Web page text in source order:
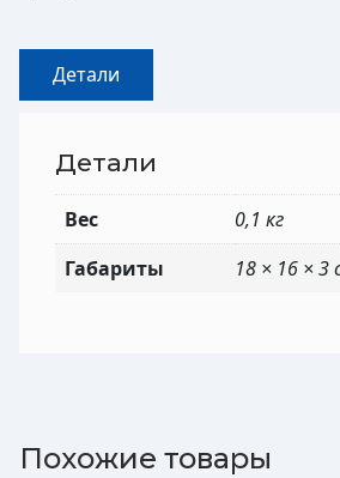
Детали
Детали
Вес
0,1 кг
Габариты
18 × 16 × 3
Похожие товары